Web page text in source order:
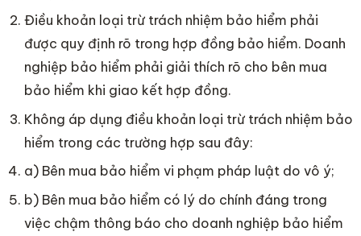
Điều khoản loại trừ trách nhiệm bảo hiểm phải
được quy định rõ trong hợp đồng bảo hiểm. Doanh
nghiệp bảo hiểm phải giải thích rõ cho bên mua
bảo hiểm khi giao kết hợp đồng.
Không áp dụng điều khoản loại trừ trách nhiệm bảo
hiểm trong các trường hợp sau đây:
a) Bên mua bảo hiểm vi phạm pháp luật do vô ý;
b) Bên mua bảo hiểm có lý do chính đáng trong
việc chậm thông báo cho doanh nghiệp bảo hiểm